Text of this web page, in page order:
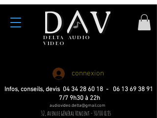
DELTA
AUDIO
VIDEO
connexion
Infos, conseils, devis 04 34 28 60 18 - 06 13 69 38 91
7/7 9h30 à 22h
audiovideo.delta@gmail.com
32, avenue général Vincent - 30700 Uzès